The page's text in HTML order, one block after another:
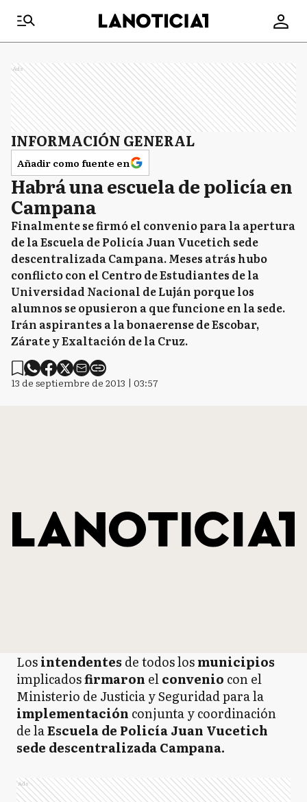
Ads
INFORMACIÓN GENERAL
Añadir como fuente en
Habrá una escuela de policía en
Campana
Finalmente se firmó el convenio para la apertura
de la Escuela de Policía Juan Vucetich sede
descentralizada Campana. Meses atrás hubo
conflicto con el Centro de Estudiantes de la
Universidad Nacional de Luján porque los
alumnos se opusieron a que funcione en la sede.
Irán aspirantes a la bonaerense de Escobar,
Zárate y Exaltación de la Cruz.
13 de septiembre de 2013 | 03:57
Losintendentes de todos losmunicipios
implicadosfirmaron elconvenio con el
Ministerio de Justicia y Seguridad para la
implementación conjunta y coordinación
de laEscuela de Policía Juan Vucetich
sede descentralizada Campana.
Ads